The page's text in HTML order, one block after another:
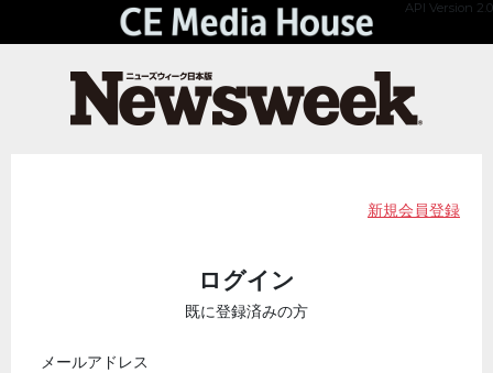
API Version 2.0
新規会員登録
ログイン
既に登録済みの方
メールアドレス